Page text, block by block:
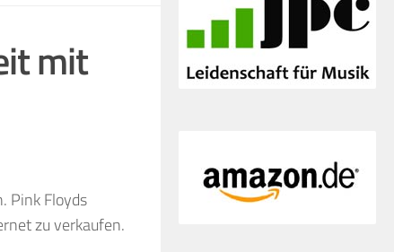
mit
Pink Floyds
zu verkaufen.